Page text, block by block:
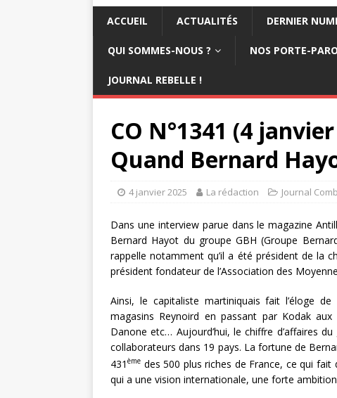
ACCUEIL ACTUALITÉS DERNIER
QUI SOMMES-NOUS ? NOS PORTE-
JOURNAL REBELLE !
CO N°1341 (4
Quand Bernard
4 janvier 2025 La rédaction Journal
Dans une interview parue dans le magazine
Bernard Hayot du groupe GBH (Groupe
rappelle notamment qu’il a été président de la
président fondateur de l’Association des
Ainsi, le capitaliste martiniquais fait l’éloge
magasins Reynoird en passant par Kodak
Danone etc… Aujourd’hui, le chiffre d’affaires
collaborateurs dans 19 pays. La fortune de
431 ème des 500 plus riches de France, ce qui fait
qui a une vision internationale, une forte